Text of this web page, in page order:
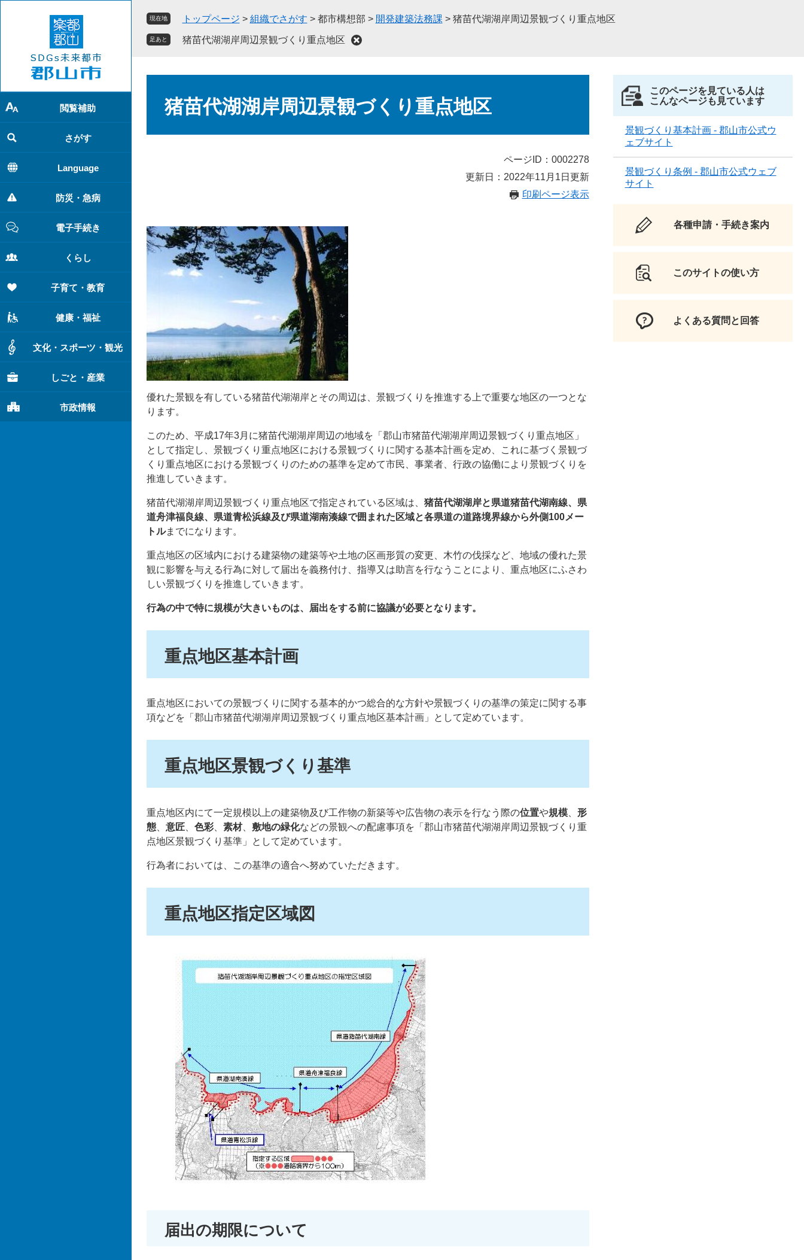
で
す
。
ば
し
て
本
文
へ
閲覧補助
さがす
Language
防災・急病
電子手続き
くらし
子育て・教育
健康・福祉
文化・スポーツ・観光
しごと・産業
市政情報
現在地 トップページ > 組織でさがす > 都市構想部 > 開発建築法務課 > 猪苗代湖湖岸周辺景観づくり重点地区
足あと 猪苗代湖湖岸周辺景観づくり重点地区
猪苗代湖湖岸周辺景観づくり重点地区
ページID：0002278
更新日：2022年11月1日更新
印刷ページ表示
優れた景観を有している猪苗代湖湖岸とその周辺は、景観づくりを推進する上で重要な地区の一つとな
ります。
このため、平成17年3月に猪苗代湖湖岸周辺の地域を「郡山市猪苗代湖湖岸周辺景観づくり重点地区」
として指定し、景観づくり重点地区における景観づくりに関する基本計画を定め、これに基づく景観づ
くり重点地区における景観づくりのための基準を定めて市民、事業者、行政の協働により景観づくりを
推進していきます。
猪苗代湖湖岸周辺景観づくり重点地区で指定されている区域は、 猪苗代湖湖岸と県道猪苗代湖南線、県
道舟津福良線、県道青松浜線及び県道湖南湊線で囲まれた区域と各県道の道路境界線から外側100メー
トルまでになります。
重点地区の区域内における建築物の建築等や土地の区画形質の変更、木竹の伐採など、地域の優れた景
観に影響を与える行為に対して届出を義務付け、指導又は助言を行なうことにより、重点地区にふさわ
しい景観づくりを推進していきます。
行為の中で特に規模が大きいものは、届出をする前に協議が必要となります。
重点地区基本計画
重点地区においての景観づくりに関する基本的かつ総合的な方針や景観づくりの基準の策定に関する事
項などを「郡山市猪苗代湖湖岸周辺景観づくり重点地区基本計画」として定めています。
重点地区景観づくり基準
重点地区内にて一定規模以上の建築物及び工作物の新築等や広告物の表示を行なう際の位置や規模、 形
態、 意匠、 色彩、 素材、 敷地の緑化などの景観への配慮事項を「郡山市猪苗代湖湖岸周辺景観づくり重
点地区景観づくり基準」として定めています。
行為者においては、この基準の適合へ努めていただきます。
重点地区指定区域図
届出の期限について
このページを見ている人は
こんなページも見ています
景観づくり基本計画 - 郡山市公式ウ
ェブサイト
景観づくり条例 - 郡山市公式ウェブ
サイト
各種申請・手続き案内
このサイトの使い方
よくある質問と回答